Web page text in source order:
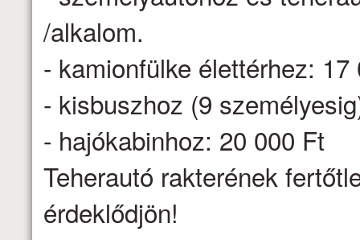
/alkalom.
- kamionfülke élettérhez: 17
- kisbuszhoz (9
- hajókabinhoz: 20 000 Ft
Teherautó rakterének
érdeklődjön!